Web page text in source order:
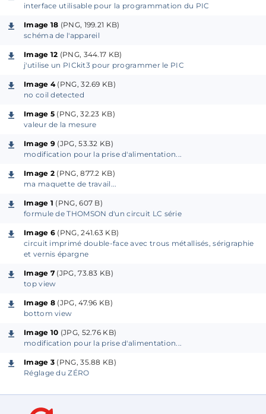
Description du fonctionnement etlogiciel
Il existe plusieurs possibilités pour concevoir un
oscillateur capable de fournir un signal de forme
sinusoïdale, comme par exemple ( source Wikipedia
Oscillateur Colpitts
Oscillateur Clapp
Oscillateur Pierce
Oscillateur à variables d'état
circuit LC accordé sur la base d'un oscillateur
La valeur des condensateurs étant connue (j'ai
mesuré leur valeur avec mon capacimètre pour plus
de précision dans les calculs
calculer la valeur de Lx: (
sont de valeur quasiment identiques (
capacités parasites...
), alors la fréquence d'oscillation
interface utilisable pour la programmation du PIC
Image 18 (PNG, 199.21 KB)
schéma de l'appareil
Image 12 (PNG, 344.17 KB)
j'utilise un PICkit3 pour programmer le PIC
Image 4(PNG, 32.69 KB)
no coil detected
Image 5 (PNG, 32.23 KB)
valeur de la mesure
Image 9 (JPG, 53.32 KB)
modification pour la prise d'alimentation...
Image 2 (PNG, 877.2 KB)
ma maquette de travail...
Image 1 (PNG, 607 B)
formule de THOMSON d'un circuit LC série
Image 6 (PNG, 241.63 KB)
circuit imprimé double-face avec trous métallisés, sérigraphie
et vernis épargne
Image 7 (JPG, 73.83 KB)
top view
Image 8 (JPG, 47.96 KB)
bottom view
Image 10 (JPG, 52.76 KB)
modification pour la prise d'alimentation...
Image 3 (PNG, 35.88 KB)
Réglage du ZÉRO